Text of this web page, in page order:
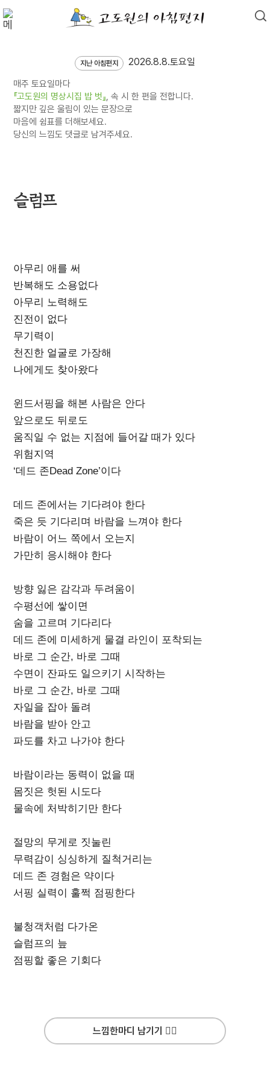
지난 아침편지 2026.8.8.토요일
매주 토요일마다
『고도원의 명상시집 밥 벗』, 속 시 한 편을 전합니다.
짧지만 깊은 울림이 있는 문장으로
마음에 쉼표를 더해보세요.
당신의 느낌도 댓글로 남겨주세요.
슬럼프
아무리 애를 써
반복해도 소용없다
아무리 노력해도
진전이 없다
무기력이
천진한 얼굴로 가장해
나에게도 찾아왔다
윈드서핑을 해본 사람은 안다
앞으로도 뒤로도
움직일 수 없는 지점에 들어갈 때가 있다
위험지역
‘데드 존Dead Zone’이다
데드 존에서는 기다려야 한다
죽은 듯 기다리며 바람을 느껴야 한다
바람이 어느 쪽에서 오는지
가만히 응시해야 한다
방향 잃은 감각과 두려움이
수평선에 쌓이면
숨을 고르며 기다리다
데드 존에 미세하게 물결 라인이 포착되는
바로 그 순간, 바로 그때
수면이 잔파도 일으키기 시작하는
바로 그 순간, 바로 그때
자일을 잡아 돌려
바람을 받아 안고
파도를 차고 나가야 한다
바람이라는 동력이 없을 때
몸짓은 헛된 시도다
물속에 처박히기만 한다
절망의 무게로 짓눌린
무력감이 싱싱하게 질척거리는
데드 존 경험은 약이다
서핑 실력이 훌쩍 점핑한다
불청객처럼 다가온
슬럼프의 늪
점핑할 좋은 기회다
느낌한마디 남기기 ✍🏻